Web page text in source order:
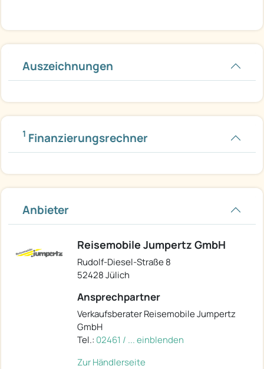
Auszeichnungen
1 Finanzierungsrechner
Anbieter
Reisemobile Jumpertz GmbH
Rudolf-Diesel-Straße 8
52428 Jülich
Ansprechpartner
Verkaufsberater Reisemobile Jumpertz
GmbH
Tel.: 02461 / ... einblenden
Zur Händlerseite